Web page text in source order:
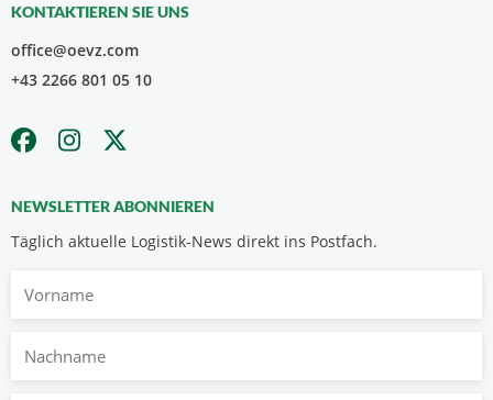
KONTAKTIEREN SIE UNS
office@oevz.com
+43 2266 801 05 10
NEWSLETTER ABONNIEREN
Täglich aktuelle Logistik-News direkt ins Postfach.
Nachname